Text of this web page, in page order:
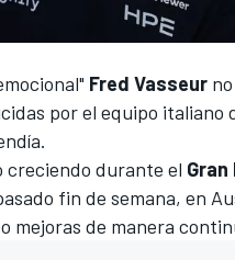
Fred Vasseur
por el equipo italiano
creciendo durante el
fin de semana, en
mejoras de manera